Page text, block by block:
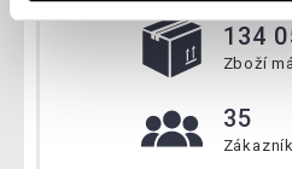
134
Zboží
35